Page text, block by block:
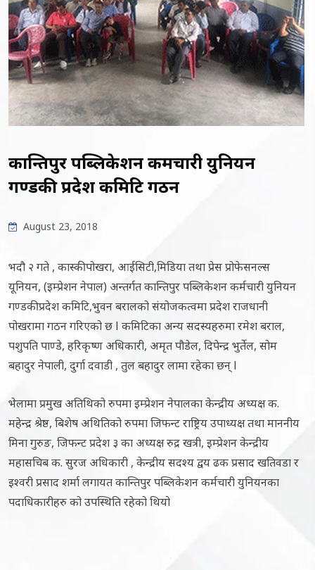
कान्तिपुर पब्लिकेशन कर्मचारी युनियन
गण्डकी प्रदेश कमिटि गठन
August 23, 2018
भदौ २ गते , कास्की पोखरा, आईसिटी,मिडिया तथा प्रेस प्रोफेसनल्स
यूनियन, (इम्प्रेशन नेपाल) अन्तर्गत कान्तिपुर पब्लिकेशन कर्मचारी युनियन
गण्डकी प्रदेश कमिटि,भुवन बरालको संयोजकत्वमा प्रदेश राजधानी
पोखरामा गठन गरिएको छ l कमिटिका अन्य सदस्यहरुमा रमेश बराल,
पशुपति पाण्डे, हरिकृष्ण अधिकारी, अमृत पौडेल, दिपेन्द्र भुर्तेल, सोम
बहादुर नेपाली, दुर्गा दवाडी , तुल बहादुर लामा रहेका छन् l
भेलामा प्रमुख अतिथिको रुपमा इम्प्रेशन नेपालका केन्द्रीय अध्यक्ष क.
महेन्द्र श्रेष्ठ, बिशेष अथितिको रुपमा जिफन्ट राष्ट्रिय उपाध्यक्ष तथा माननीय
मिना गुरुङ, जिफन्ट प्रदेश ३ का अध्यक्ष रुद्र खत्री, इम्प्रेशन केन्द्रीय
महासचिब क. सुरज अधिकारी , केन्द्रीय सदश्य द्वय ढक प्रसाद खतिवडा र
इश्वरी प्रसाद शर्मा लगायत कान्तिपुर पब्लिकेशन कर्मचारी युनियनका
पदाधिकारीहरु को उपस्थिति रहेको थियो